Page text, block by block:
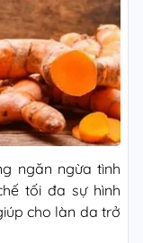
ngăn ngừa tình
tối đa sự hình
cho làn da trở